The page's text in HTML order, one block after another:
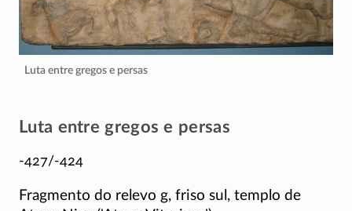
Luta entre gregos e persas
Luta entre gregos e persas
-427/-424
Fragmento do relevo g, friso sul, templo de